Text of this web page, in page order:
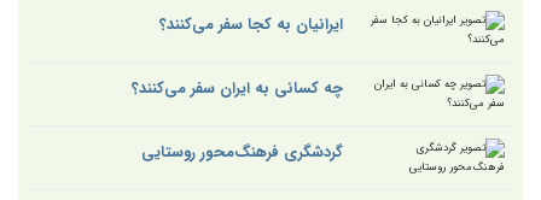
ایرانیان به کجا سفر می‌کنند؟
چه کسانی به ایران سفر می‌کنند؟
گردشگری فرهنگ‌محور روستایی